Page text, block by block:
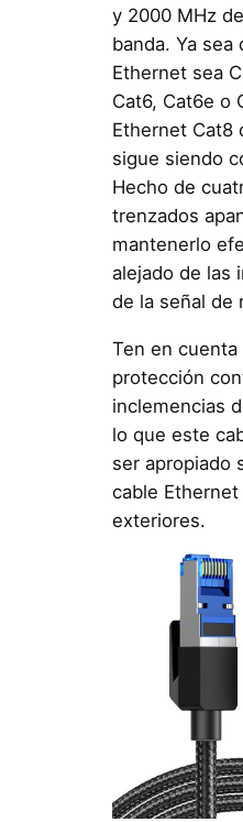
y 2000 MHz
banda. Ya
Ethernet sea
Cat6, Cat6e o
Ethernet Cat8
sigue siendo
Hecho de
trenzados
mantenerlo
alejado de las
de la señal de
Ten en
protección
inclemencias
lo que este
ser apropiado
cable
exteriores.